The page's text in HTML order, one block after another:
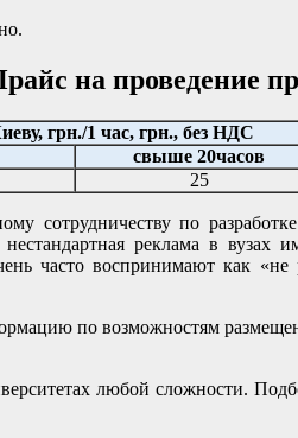
на проведение
грн./1 час, грн., без НДС
свыше 20часов
25
сотрудничеству по
реклама в вузах
часто воспринимают как
по возможностям
любой сложности.